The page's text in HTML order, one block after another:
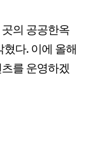
의 공공한옥
다. 이에 올해
를 운영하겠